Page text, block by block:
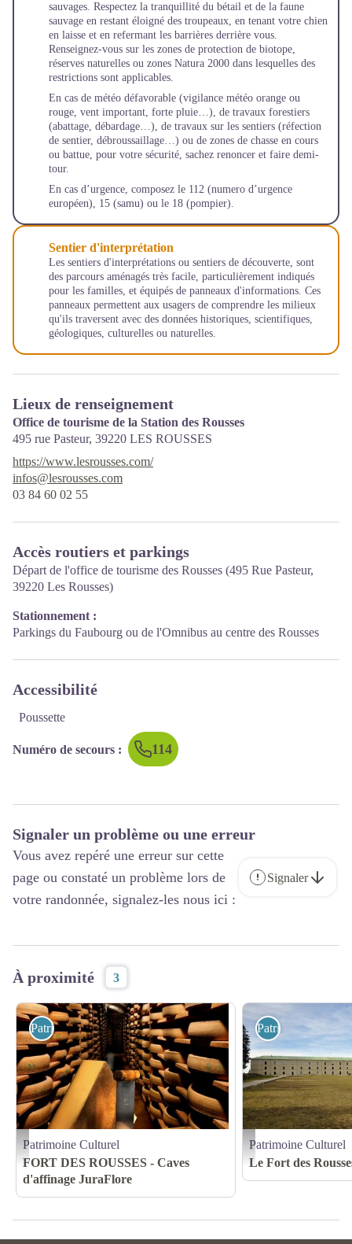
sauvages. Respectez la tranquillité du bétail et de la faune
sauvage en restant éloigné des troupeaux, en tenant votre chien
en laisse et en refermant les barrières derrière vous.
Renseignez-vous sur les zones de protection de biotope,
réserves naturelles ou zones Natura 2000 dans lesquelles des
restrictions sont applicables.
En cas de météo défavorable (vigilance météo orange ou
rouge, vent important, forte pluie…), de travaux forestiers
(abattage, débardage…), de travaux sur les sentiers (réfection
de sentier, débroussaillage…) ou de zones de chasse en cours
ou battue, pour votre sécurité, sachez renoncer et faire demi-
tour.
En cas d’urgence, composez le 112 (numero d’urgence
européen), 15 (samu) ou le 18 (pompier).
Sentier d'interprétation
Les sentiers d'interprétations ou sentiers de découverte, sont
des parcours aménagés très facile, particulièrement indiqués
pour les familles, et équipés de panneaux d'informations. Ces
panneaux permettent aux usagers de comprendre les milieux
qu'ils traversent avec des données historiques, scientifiques,
géologiques, culturelles ou naturelles.
Lieux de renseignement
Office de tourisme de la Station des Rousses
495 rue Pasteur, 39220 LES ROUSSES
https://www.lesrousses.com/
infos@lesrousses.com
03 84 60 02 55
Accès routiers et parkings
Départ de l'office de tourisme des Rousses (495 Rue Pasteur,
39220 Les Rousses)
Stationnement :
Parkings du Faubourg ou de l'Omnibus au centre des Rousses
Accessibilité
Poussette
Numéro de secours : 114
Signaler un problème ou une erreur
Vous avez repéré une erreur sur cette
page ou constaté un problème lors de
votre randonnée, signalez-les nous ici :
Signaler
À proximité 3
CAVES D'AFFINAGE DU FORT DES ROUSSES_3 - CAVES D'AFFINAGE DU
Patrimoine Culturel
Patrimoine Culturel
FORT DES ROUSSES - Caves
d'affinage JuraFlore
LE FORT DES
Patrimoine
Patrimoine Culturel
Le Fort des